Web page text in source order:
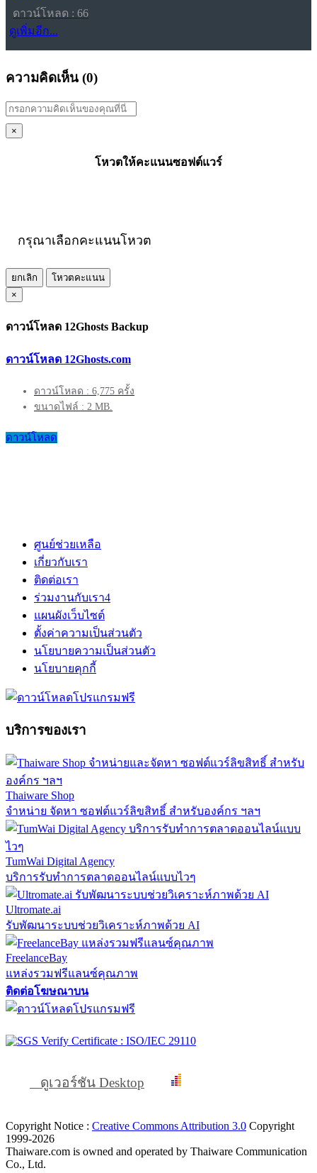
ดาวน์โหลด : 66
ดูเพิ่มอีก...
ความคิดเห็น (0)
×
โหวตให้คะแนนซอฟต์แวร์
กรุณาเลือกคะแนนโหวต
ยกเลิก
โหวตคะแนน
×
ดาวน์โหลด 12Ghosts Backup
ดาวน์โหลด 12Ghosts.com
ดาวน์โหลด : 6,775 ครั้ง
ขนาดไฟล์ : 2 MB.
ดาวน์โหลด
ศูนย์ช่วยเหลือ
เกี่ยวกับเรา
ติดต่อเรา
ร่วมงานกับเรา4
แผนผังเว็บไซต์
ตั้งค่าความเป็นส่วนตัว
นโยบายความเป็นส่วนตัว
นโยบายคุกกี้
บริการของเรา
Thaiware Shop
จำหน่าย จัดหา ซอฟต์แวร์ลิขสิทธิ์ สำหรับองค์กร ฯลฯ
TumWai Digital Agency
บริการรับทำการตลาดออนไลน์แบบไวๆ
Ultromate.ai
รับพัฒนาระบบช่วยวิเคราะห์ภาพด้วย AI
FreelanceBay
แหล่งรวมฟรีแลนซ์คุณภาพ
ติดต่อโฆษณาบน
ดูเวอร์ชัน Desktop
Copyright Notice : Creative Commons Attribution 3.0 Copyright
1999-2026
Thaiware.com is owned and operated by Thaiware Communication
Co., Ltd.